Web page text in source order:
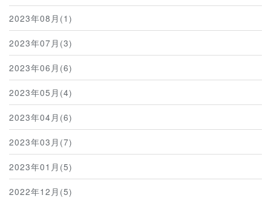
2023年08月(1)
2023年07月(3)
2023年06月(6)
2023年05月(4)
2023年04月(6)
2023年03月(7)
2023年01月(5)
2022年12月(5)